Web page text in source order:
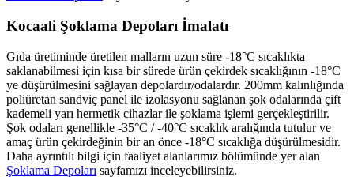
Kocaali Şoklama Depoları İmalatı
Gıda üretiminde üretilen malların uzun süre -18°C sıcaklıkta
saklanabilmesi için kısa bir sürede ürün çekirdek sıcaklığının -18°C
ye düşürülmesini sağlayan depolardır/odalardır. 200mm kalınlığında
poliüretan sandviç panel ile izolasyonu sağlanan şok odalarında çift
kademeli yarı hermetik cihazlar ile şoklama işlemi gerçekleştirilir.
Şok odaları genellikle -35°C / -40°C sıcaklık aralığında tutulur ve
amaç ürün çekirdeğinin bir an önce -18°C sıcaklığa düşürülmesidir.
Daha ayrıntılı bilgi için faaliyet alanlarımız bölümünde yer alan
Şoklama Depoları sayfamızı inceleyebilirsiniz.